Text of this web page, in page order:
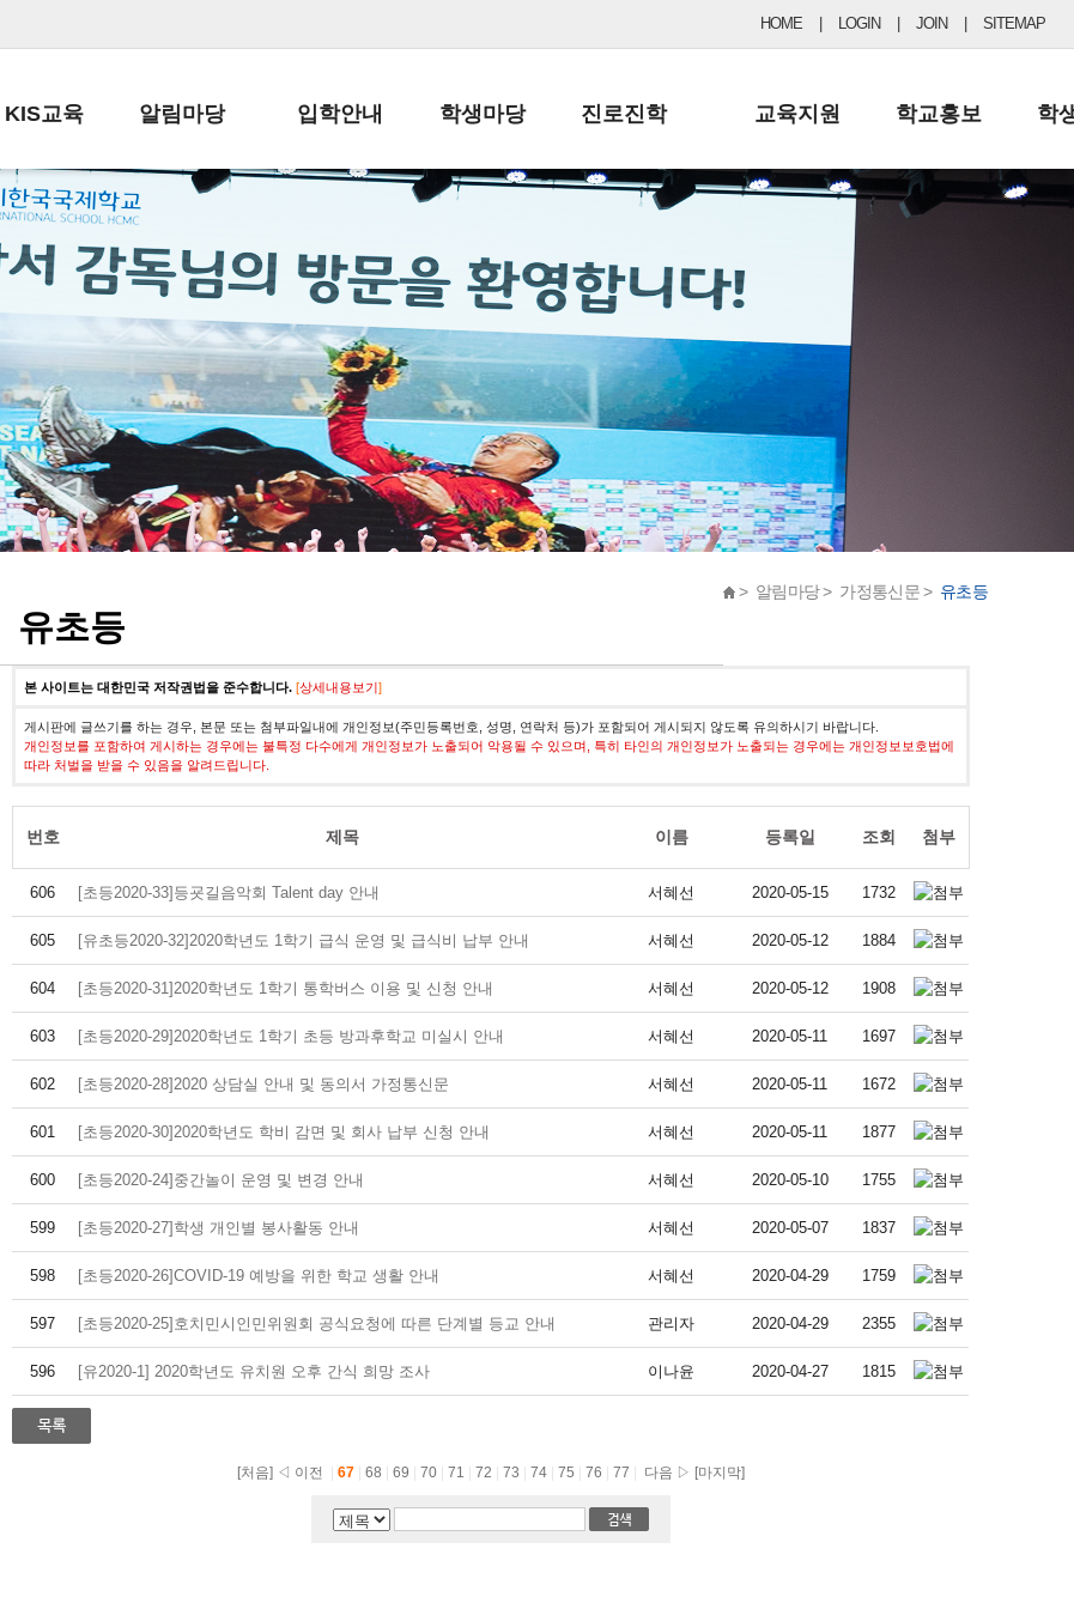
HOME LOGIN JOIN SITEMAP
KIS교육
교육목표
학사일정
일과시간표
성과평가자료
알림마당
공지사항
납부금 안내
스쿨버스 운행 안내
급식안내
서식자료실
학부모방
정기고사 기출문제
입학안내
전-편입 서류양식
입학금/수업료
교복구입안내
학생마당
학생생활규정
학교신문
자율진로동아리
유초등 소식지
진로진학
공지사항 및 입시자료
드림레터
교육지원
행정실
학교운영위원회
학교건축기금
학교홍보
보도자료
학
> 알림마당 > 가정통신문 > 유초등
유초등
본 사이트는 대한민국 저작권법을 준수합니다. [상세내용보기]
게시판에 글쓰기를 하는 경우, 본문 또는 첨부파일내에 개인정보(주민등록번호, 성명, 연락처 등)가 포함되어 게시되지 않도록 유의하시기 바랍니다.
개인정보를 포함하여 게시하는 경우에는 불특정 다수에게 개인정보가 노출되어 악용될 수 있으며, 특히 타인의 개인정보가 노출되는 경우에는 개인정보보호법에
따라 처벌을 받을 수 있음을 알려드립니다.
번호 제목 이름 등록일 조회 첨부
606 [초등2020-33]등굣길음악회 Talent day 안내 서혜선 2020-05-15 1732
605 [유초등2020-32]2020학년도 1학기 급식 운영 및 급식비 납부 안내 서혜선 2020-05-12 1884
604 [초등2020-31]2020학년도 1학기 통학버스 이용 및 신청 안내 서혜선 2020-05-12 1908
603 [초등2020-29]2020학년도 1학기 초등 방과후학교 미실시 안내 서혜선 2020-05-11 1697
602 [초등2020-28]2020 상담실 안내 및 동의서 가정통신문 서혜선 2020-05-11 1672
601 [초등2020-30]2020학년도 학비 감면 및 회사 납부 신청 안내 서혜선 2020-05-11 1877
600 [초등2020-24]중간놀이 운영 및 변경 안내 서혜선 2020-05-10 1755
599 [초등2020-27]학생 개인별 봉사활동 안내 서혜선 2020-05-07 1837
598 [초등2020-26]COVID-19 예방을 위한 학교 생활 안내 서혜선 2020-04-29 1759
597 [초등2020-25]호치민시인민위원회 공식요청에 따른 단계별 등교 안내 관리자 2020-04-29 2355
596 [유2020-1] 2020학년도 유치원 오후 간식 희망 조사 이나윤 2020-04-27 1815
[처음] ◁ 이전 67 68 69 70 71 72 73 74 75 76 77 다음 ▷ [마지막]